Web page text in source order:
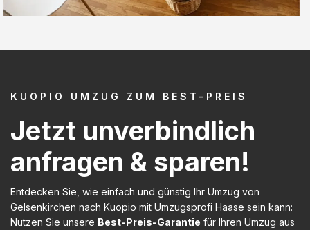
KUOPIO UMZUG ZUM BEST-PREIS
Jetzt unverbindlich
anfragen & sparen!
Entdecken Sie, wie einfach und günstig Ihr Umzug von
Gelsenkirchen nach Kuopio mit Umzugsprofi Haase sein kann:
Nutzen Sie unsere Best-Preis-Garantie für Ihren Umzug aus